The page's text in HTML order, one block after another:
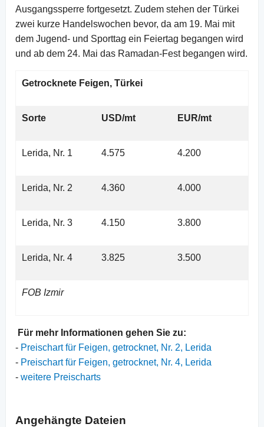
Ausgangssperre fortgesetzt. Zudem stehen der Türkei
zwei kurze Handelswochen bevor, da am 19. Mai mit
dem Jugend- und Sporttag ein Feiertag begangen wird
und ab dem 24. Mai das Ramadan-Fest begangen wird.
Getrocknete Feigen, Türkei
Sorte USD/mt EUR/mt
Lerida, Nr. 1 4.575 4.200
Lerida, Nr. 2 4.360 4.000
Lerida, Nr. 3 4.150 3.800
Lerida, Nr. 4 3.825 3.500
FOB Izmir
Für mehr Informationen gehen Sie zu:
- Preischart für Feigen, getrocknet, Nr. 2, Lerida
- Preischart für Feigen, getrocknet, Nr. 4, Lerida
- weitere Preischarts
Angehängte Dateien